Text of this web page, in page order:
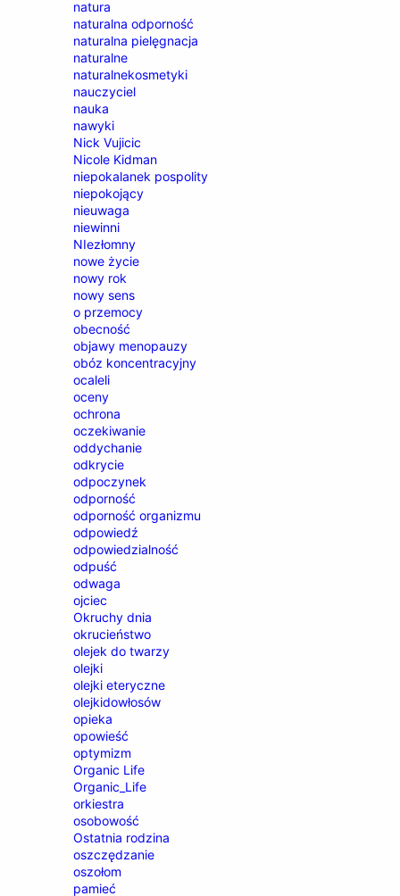
natura
naturalna odporność
naturalna pielęgnacja
naturalne
naturalnekosmetyki
nauczyciel
nauka
nawyki
Nick Vujicic
Nicole Kidman
niepokalanek pospolity
niepokojący
nieuwaga
niewinni
NIezłomny
nowe życie
nowy rok
nowy sens
o przemocy
obecność
objawy menopauzy
obóz koncentracyjny
ocaleli
oceny
ochrona
oczekiwanie
oddychanie
odkrycie
odpoczynek
odporność
odporność organizmu
odpowiedź
odpowiedzialność
odpuść
odwaga
ojciec
Okruchy dnia
okrucieństwo
olejek do twarzy
olejki
olejki eteryczne
olejkidowłosów
opieka
opowieść
optymizm
Organic Life
Organic_Life
orkiestra
osobowość
Ostatnia rodzina
oszczędzanie
oszołom
pamieć